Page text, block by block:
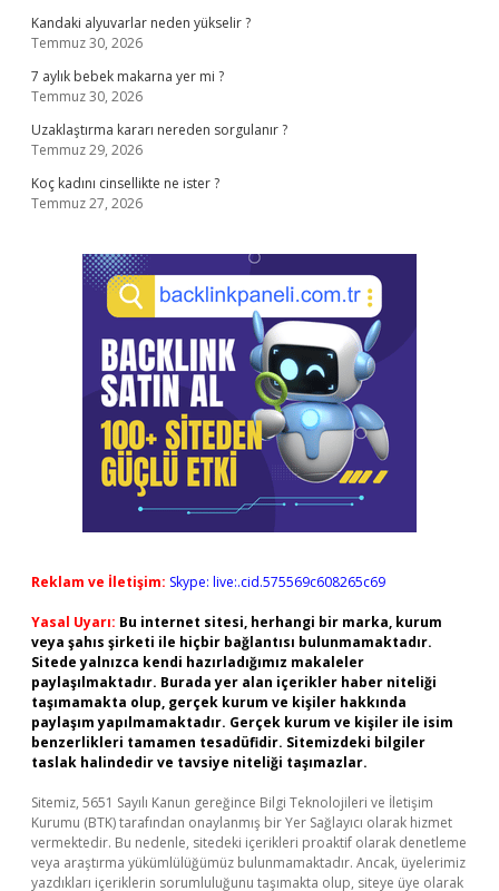
Kandaki alyuvarlar neden yükselir ?
Temmuz 30, 2026
7 aylık bebek makarna yer mi ?
Temmuz 30, 2026
Uzaklaştırma kararı nereden sorgulanır ?
Temmuz 29, 2026
Koç kadını cinsellikte ne ister ?
Temmuz 27, 2026
Reklam ve İletişim: Skype: live:.cid.575569c608265c69
Yasal Uyarı: Bu internet sitesi, herhangi bir marka, kurum
veya şahıs şirketi ile hiçbir bağlantısı bulunmamaktadır.
Sitede yalnızca kendi hazırladığımız makaleler
paylaşılmaktadır. Burada yer alan içerikler haber niteliği
taşımamakta olup, gerçek kurum ve kişiler hakkında
paylaşım yapılmamaktadır. Gerçek kurum ve kişiler ile isim
benzerlikleri tamamen tesadüfidir. Sitemizdeki bilgiler
taslak halindedir ve tavsiye niteliği taşımazlar.
Sitemiz, 5651 Sayılı Kanun gereğince Bilgi Teknolojileri ve İletişim
Kurumu (BTK) tarafından onaylanmış bir Yer Sağlayıcı olarak hizmet
vermektedir. Bu nedenle, sitedeki içerikleri proaktif olarak denetleme
veya araştırma yükümlülüğümüz bulunmamaktadır. Ancak, üyelerimiz
yazdıkları içeriklerin sorumluluğunu taşımakta olup, siteye üye olarak